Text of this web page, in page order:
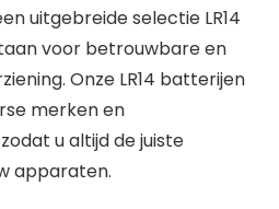
uitgebreide selectie LR14
voor betrouwbare en
Onze LR14 batterijen
merken en
u altijd de juiste
apparaten.